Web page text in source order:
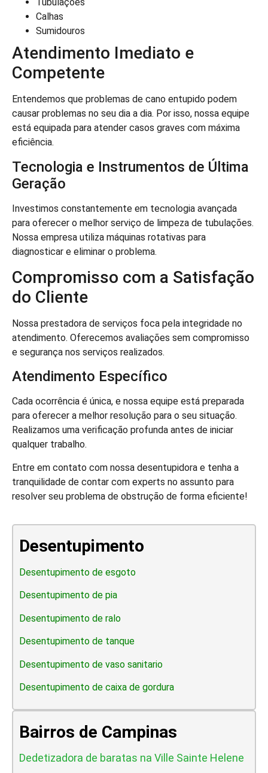
Calhas
Sumidouros
Atendimento Imediato e
Competente
Entendemos que problemas de cano entupido podem
causar problemas no seu dia a dia. Por isso, nossa equipe
está equipada para atender casos graves com máxima
eficiência.
Tecnologia e Instrumentos de Última
Geração
Investimos constantemente em tecnologia avançada
para oferecer o melhor serviço de limpeza de tubulações.
Nossa empresa utiliza máquinas rotativas para
diagnosticar e eliminar o problema.
Compromisso com a Satisfação
do Cliente
Nossa prestadora de serviços foca pela integridade no
atendimento. Oferecemos avaliações sem compromisso
e segurança nos serviços realizados.
Atendimento Específico
Cada ocorrência é única, e nossa equipe está preparada
para oferecer a melhor resolução para o seu situação.
Realizamos uma verificação profunda antes de iniciar
qualquer trabalho.
Entre em contato com nossa desentupidora e tenha a
tranquilidade de contar com experts no assunto para
resolver seu problema de obstrução de forma eficiente!
Desentupimento
Desentupimento de esgoto
Desentupimento de pia
Desentupimento de ralo
Desentupimento de tanque
Desentupimento de vaso sanitario
Desentupimento de caixa de gordura
Bairros de Campinas
Dedetizadora de baratas na Ville Sainte Helene